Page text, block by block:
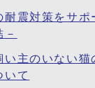
耐震対策をサポ
い主のいない猫
いて